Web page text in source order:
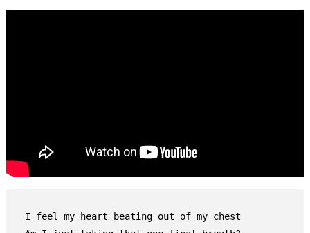
I feel my heart beating out of my chest